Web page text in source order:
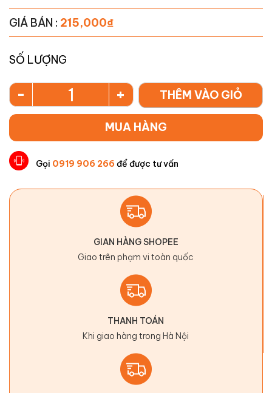
GIÁ BÁN : 215,000₫
SỐ LƯỢNG
+
- THÊM VÀO GIỎ
MUA HÀNG
Gọi 0919 906 266 để được tư vấn
GIAN HÀNG SHOPEE
Giao trên phạm vi toàn quốc
THANH TOÁN
Khi giao hàng trong Hà Nội